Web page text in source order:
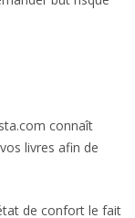
connaît
livres afin de
de confort le fait